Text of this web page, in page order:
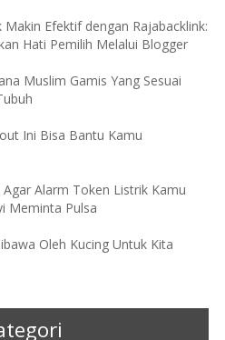
Efektif dengan Rajabacklink:
Hati Pemilih Melalui Blogger
Muslim Gamis Yang Sesuai
Ini Bisa Bantu Kamu
Agar Alarm Token Listrik Kamu
Meminta Pulsa
Oleh Kucing Untuk Kita